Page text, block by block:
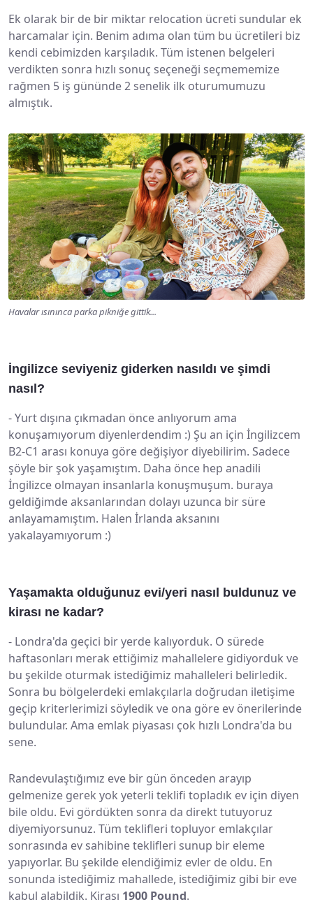
Ek olarak bir de bir miktar relocation ücreti sundular ek
harcamalar için. Benim adıma olan tüm bu ücretileri biz
kendi cebimizden karşıladık. Tüm istenen belgeleri
verdikten sonra hızlı sonuç seçeneği seçmememize
rağmen 5 iş gününde 2 senelik ilk oturumumuzu
almıştık.
Havalar ısınınca parka pikniğe gittik...
İngilizce seviyeniz giderken nasıldı ve şimdi
nasıl?
-Yurt dışına çıkmadan önce anlıyorum ama
konuşamıyorum diyenlerdendim :) Şu an için İngilizcem
B2-C1 arası konuya göre değişiyor diyebilirim. Sadece
şöyle bir şok yaşamıştım. Daha önce hep anadili
İngilizce olmayan insanlarla konuşmuşum. buraya
geldiğimde aksanlarından dolayı uzunca bir süre
anlayamamıştım. Halen İrlanda aksanını
yakalayamıyorum :)
Yaşamakta olduğunuz evi/yeri nasıl buldunuz ve
kirası ne kadar?
- Londra'da geçici bir yerde kalıyorduk. O sürede
haftasonları merak ettiğimiz mahallelere gidiyorduk ve
bu şekilde oturmak istediğimiz mahalleleri belirledik.
Sonra bu bölgelerdeki emlakçılarla doğrudan iletişime
geçip kriterlerimizi söyledik ve ona göre ev önerilerinde
bulundular. Ama emlak piyasası çok hızlı Londra'da bu
sene.
Randevulaştığımız eve bir gün önceden arayıp
gelmenize gerek yok yeterli teklifi topladık ev için diyen
bile oldu. Evi gördükten sonra da direkt tutuyoruz
diyemiyorsunuz. Tüm teklifleri topluyor emlakçılar
sonrasında ev sahibine teklifleri sunup bir eleme
yapıyorlar. Bu şekilde elendiğimiz evler de oldu. En
sonunda istediğimiz mahallede, istediğimiz gibi bir eve
kabul alabildik. Kirası 1900 Pound.